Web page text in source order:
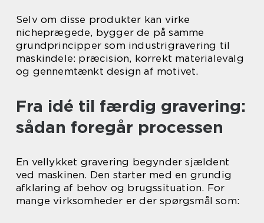
Selv om disse produkter kan virke
nicheprægede, bygger de på samme
grundprincipper som industrigravering til
maskindele: præcision, korrekt materialevalg
og gennemtænkt design af motivet.
Fra idé til færdig gravering:
sådan foregår processen
En vellykket gravering begynder sjældent
ved maskinen. Den starter med en grundig
afklaring af behov og brugssituation. For
mange virksomheder er der spørgsmål som: